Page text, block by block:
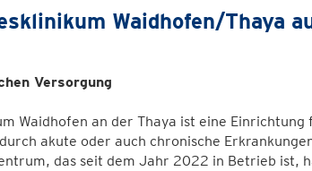
Waidhofen/Thaya
Versorgung
Waidhofen an der Thaya ist eine Einrichtung
akute oder auch chronische
das seit dem Jahr 2022 in Betrieb ist,